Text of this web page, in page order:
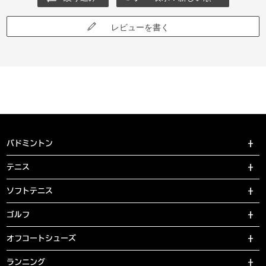
レビューを書く
バドミントン
テニス
ソフトテニス
ゴルフ
オフコートシューズ
ランニング